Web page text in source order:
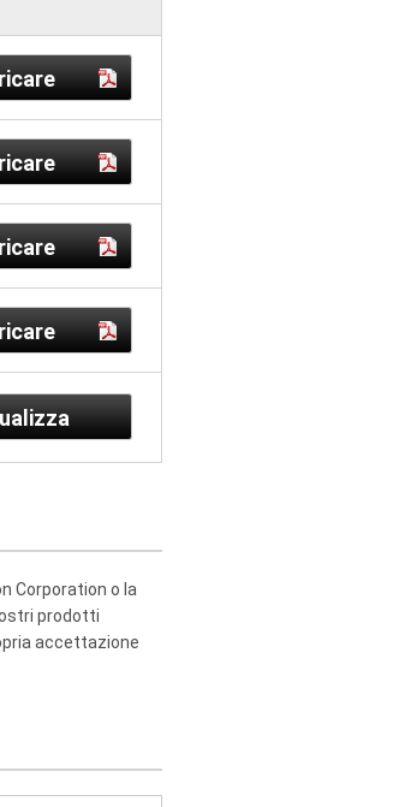
Corporation o la
prodotti
accettazione